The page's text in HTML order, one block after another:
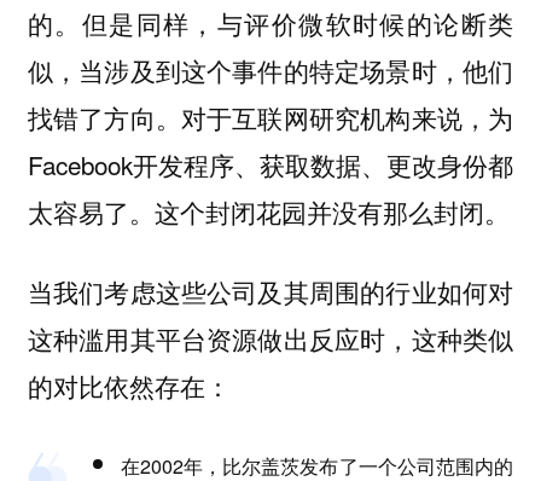
的。但是同样，与评价微软时候的论断类
似，当涉及到这个事件的特定场景时，他们
找错了方向。对于互联网研究机构来说，为
Facebook开发程序、获取数据、更改身份都
太容易了。这个封闭花园并没有那么封闭。
当我们考虑这些公司及其周围的行业如何对
这种滥用其平台资源做出反应时，这种类似
的对比依然存在：
在2002年，比尔盖茨发布了一个公司范围内的